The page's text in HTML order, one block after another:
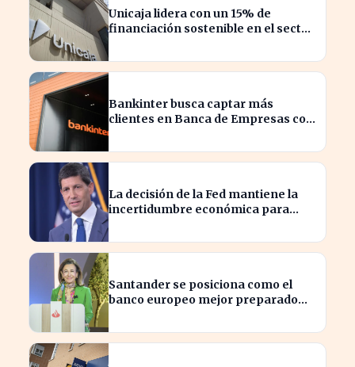
Unicaja lidera con un 15% de
financiación sostenible en el sector
Bankinter busca captar más
clientes en Banca de Empresas con
La decisión de la Fed mantiene la
incertidumbre económica para
Santander se posiciona como el
banco europeo mejor preparado